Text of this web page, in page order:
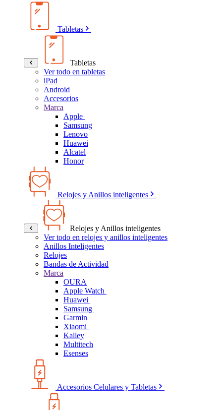
Tabletas
Tabletas
Ver todo en tabletas
iPad
Android
Accesorios
Marca
Apple
Samsung
Lenovo
Huawei
Alcatel
Honor
Relojes y Anillos inteligentes
Relojes y Anillos inteligentes
Ver todo en relojes y anillos inteligentes
Anillos Inteligentes
Relojes
Bandas de Actividad
Marca
OURA
Apple Watch
Huawei
Samsung
Garmin
Xiaomi
Kalley
Multitech
Esenses
Accesorios Celulares y Tabletas